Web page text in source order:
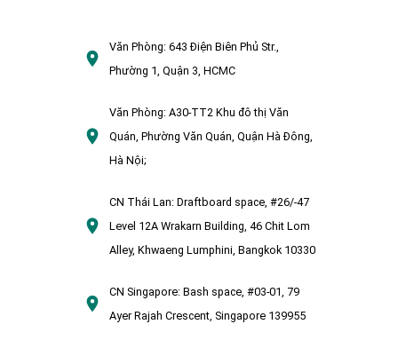
Văn Phòng:643 Điện Biên Phủ Str.,
Phường 1, Quận 3, HCMC
Văn Phòng:A30-TT2 Khu đô thị Văn
Quán, Phường Văn Quán, Quận Hà Đông,
Hà Nội;
CN Thái Lan: Draftboard space, #26/-47
Level 12A Wrakarn Building, 46 Chit Lom
Alley, Khwaeng Lumphini, Bangkok 10330
CN Singapore: Bash space, #03-01, 79
Ayer Rajah Crescent, Singapore 139955